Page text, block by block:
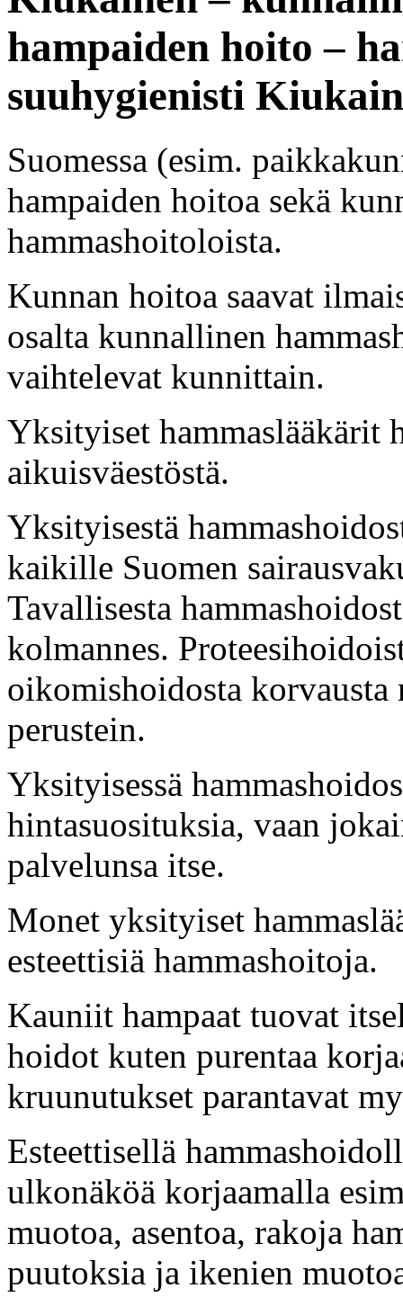
hampaiden hoito –
suuhygienisti
Suomessa (esim.
hampaiden hoitoa sekä
hammashoitoloista.
Kunnan hoitoa saavat
osalta kunnallinen
vaihtelevat kunnittain.
Yksityiset hammaslääkärit
aikuisväestöstä.
Yksityisestä
kaikille Suomen
Tavallisesta
kolmannes.
oikomishoidosta
perustein.
Yksityisessä
hintasuosituksia, vaan
palvelunsa itse.
Monet yksityiset
esteettisiä hammashoitoja.
Kauniit hampaat tuovat
hoidot kuten purentaa
kruunutukset parantavat
Esteettisellä
ulkonäköä korjaamalla
muotoa, asentoa, rakoja
puutoksia ja ikenien